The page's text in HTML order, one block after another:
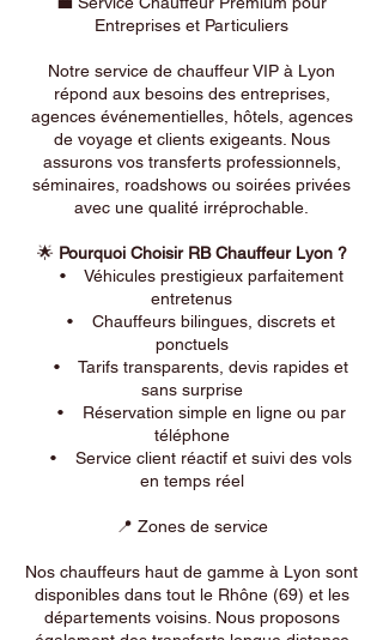
Entreprises et Particuliers
Notre service de chauffeur VIP à Lyon
répond aux besoins des entreprises,
agences événementielles, hôtels, agences
de voyage et clients exigeants. Nous
assurons vos transferts professionnels,
séminaires, roadshows ou soirées privées
avec une qualité irréprochable.
🌟 Pourquoi Choisir RB Chauffeur Lyon ?
• Véhicules prestigieux parfaitement
entretenus
• Chauffeurs bilingues, discrets et
ponctuels
• Tarifs transparents, devis rapides et
sans surprise
• Réservation simple en ligne ou par
téléphone
• Service client réactif et suivi des vols
en temps réel
📍 Zones de service
Nos chauffeurs haut de gamme à Lyon sont
disponibles dans tout le Rhône (69) et les
départements voisins. Nous proposons